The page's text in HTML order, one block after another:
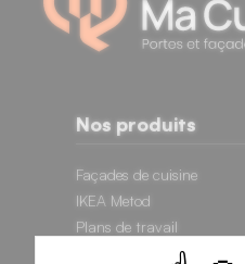
Nos produits
Façades de cuisine
IKEA Metod
Plans de travail